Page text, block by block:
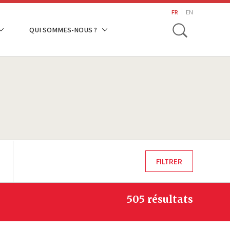
QUI SOMMES-NOUS ?
FR EN
Toggle
505 résultats